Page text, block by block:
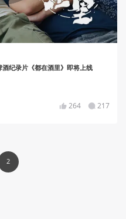
纪录片《都在酒里》即将上线
264 217
2